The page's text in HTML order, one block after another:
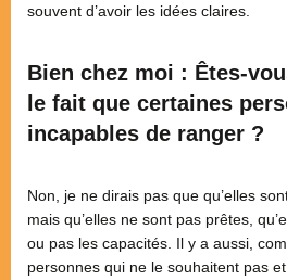
souvent d’avoir les idées claires.
Bien chez moi : Êtes-
le fait que certaines
incapables de ranger ?
Non, je ne dirais pas que qu’elles
mais qu’elles ne sont pas prêtes,
ou pas les capacités. Il y a aussi,
personnes qui ne le souhaitent pas